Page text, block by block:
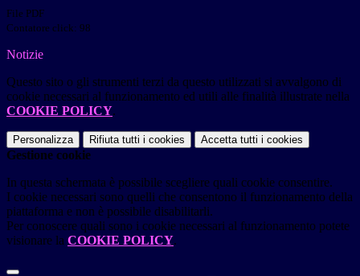
File PDF
Contatore click: 98
Notizie
Questo sito o gli strumenti terzi da questo utilizzati si avvalgono di
cookie necessari al funzionamento ed utili alle finalità illustrate nella
COOKIE POLICY.
Personalizza Rifiuta tutti i cookies Accetta tutti i cookies
Gestione cookie
In questa schermata è possibile scegliere quali cookie consentire.
I cookie necessari sono quelli che consentono il funzionamento della
piattaforma e non è possibile disabilitarli.
Per conoscere quali sono i cookie necessari al funzionamento potete
visionare la COOKIE POLICY.